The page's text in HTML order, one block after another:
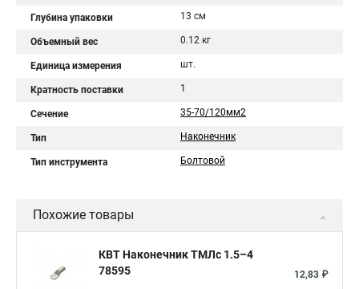
Глубина упаковки 13 см
Объемный вес 0.12 кг
Единица измерения шт.
Кратность поставки 1
Сечение 35-70/120мм2
Тип Наконечник
Тип инструмента Болтовой
Похожие товары
КВТ Наконечник ТМЛс 1.5–4
78595
12,83 ₽